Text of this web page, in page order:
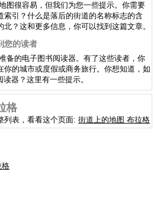
图很容易，但我们为您一些提示。你需要
索引？什么是落后的街道的名称标志的含
？这和更多信息，你可以找到这篇文章。
您的读者
备的电子图书阅读器。有了这些读者，你
你的城市或度假或商务旅行。你想知道，如
器？这里有一些提示。
格
列表，看看这个页面:街道上的地图 布拉格
格